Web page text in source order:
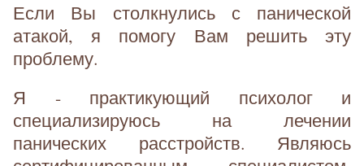
Если Вы столкнулись с панической
атакой, я помогу Вам решить эту
проблему.
Я - практикующий психолог и
специализируюсь на лечении
панических расстройств. Являюсь